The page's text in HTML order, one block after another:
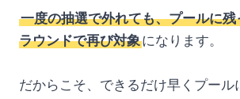
一度の抽選で外れても、プールに
ラウンドで再び対象になります。
だからこそ、できるだけ早くプール